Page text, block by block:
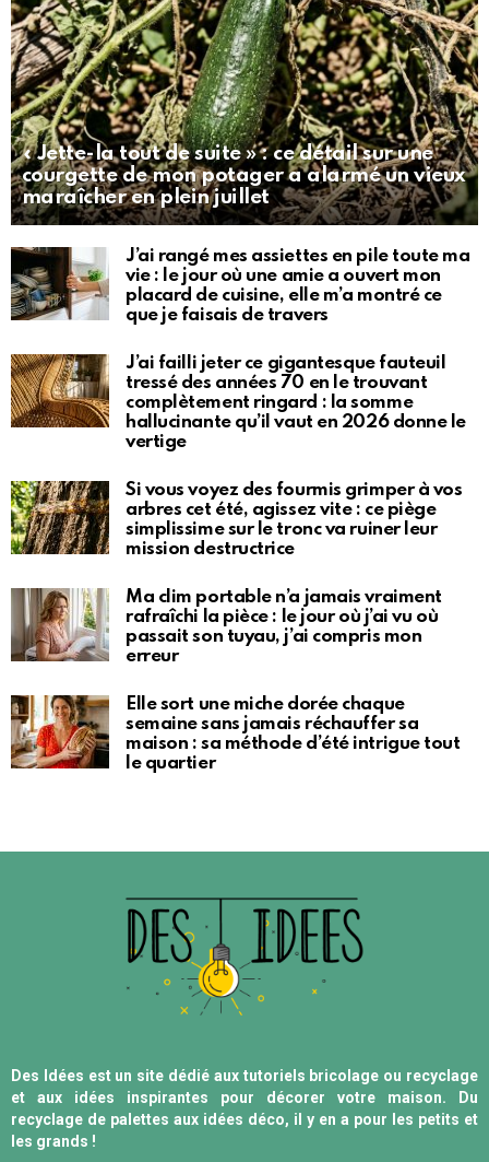
« Jette-la tout de suite » : ce détail sur une
courgette de mon potager a alarmé un vieux
maraîcher en plein juillet
J’ai rangé mes assiettes en pile toute ma
vie : le jour où une amie a ouvert mon
placard de cuisine, elle m’a montré ce
que je faisais de travers
J’ai failli jeter ce gigantesque fauteuil
tressé des années 70 en le trouvant
complètement ringard : la somme
hallucinante qu’il vaut en 2026 donne le
vertige
Si vous voyez des fourmis grimper à vos
arbres cet été, agissez vite : ce piège
simplissime sur le tronc va ruiner leur
mission destructrice
Ma clim portable n’a jamais vraiment
rafraîchi la pièce : le jour où j’ai vu où
passait son tuyau, j’ai compris mon
erreur
Elle sort une miche dorée chaque
semaine sans jamais réchauffer sa
maison : sa méthode d’été intrigue tout
le quartier
Des Idées est un site dédié aux tutoriels bricolage ou recyclage
et aux idées inspirantes pour décorer votre maison. Du
recyclage de palettes aux idées déco, il y en a pour les petits et
les grands !